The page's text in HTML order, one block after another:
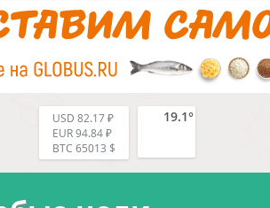
USD 82.17 ₽
EUR 94.84 ₽
BTC 65013 $
19.1°